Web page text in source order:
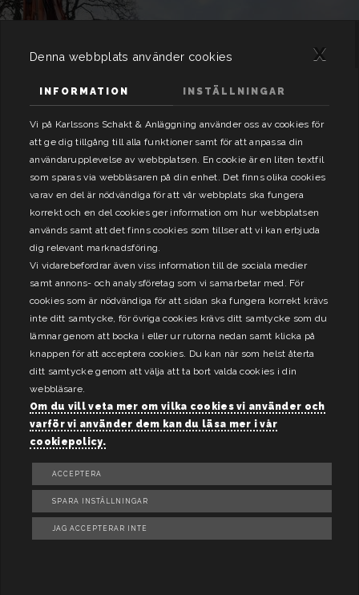
x
Denna webbplats använder cookies
INFORMATION INSTÄLLNINGAR
Vi på Karlssons Schakt & Anläggning använder oss av cookies för
att ge dig tillgång till alla funktioner samt för att anpassa din
användarupplevelse av webbplatsen. En cookie är en liten textfil
som sparas via webbläsaren på din enhet. Det finns olika cookies
varav en del är nödvändiga för att vår webbplats ska fungera
korrekt och en del cookies ger information om hur webbplatsen
används samt att det finns cookies som tillser att vi kan erbjuda
dig relevant marknadsföring.
Vi vidarebefordrar även viss information till de sociala medier
samt annons- och analysföretag som vi samarbetar med. För
cookies som är nödvändiga för att sidan ska fungera korrekt krävs
inte ditt samtycke, för övriga cookies krävs ditt samtycke som du
lämnar genom att bocka i eller ur rutorna nedan samt klicka på
knappen för att acceptera cookies. Du kan när som helst återta
ditt samtycke genom att välja att ta bort valda cookies i din
webbläsare.
Om du vill veta mer om vilka cookies vi använder och
varför vi använder dem kan du läsa mer i vår
cookiepolicy.
JAG ACCEPTERAR INTE
SPARA INSTÄLLNINGAR
ACCEPTERA